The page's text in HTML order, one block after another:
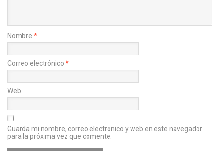
Nombre *
Correo electrónico *
Web
Guarda mi nombre, correo electrónico y web en este navegador
para la próxima vez que comente.